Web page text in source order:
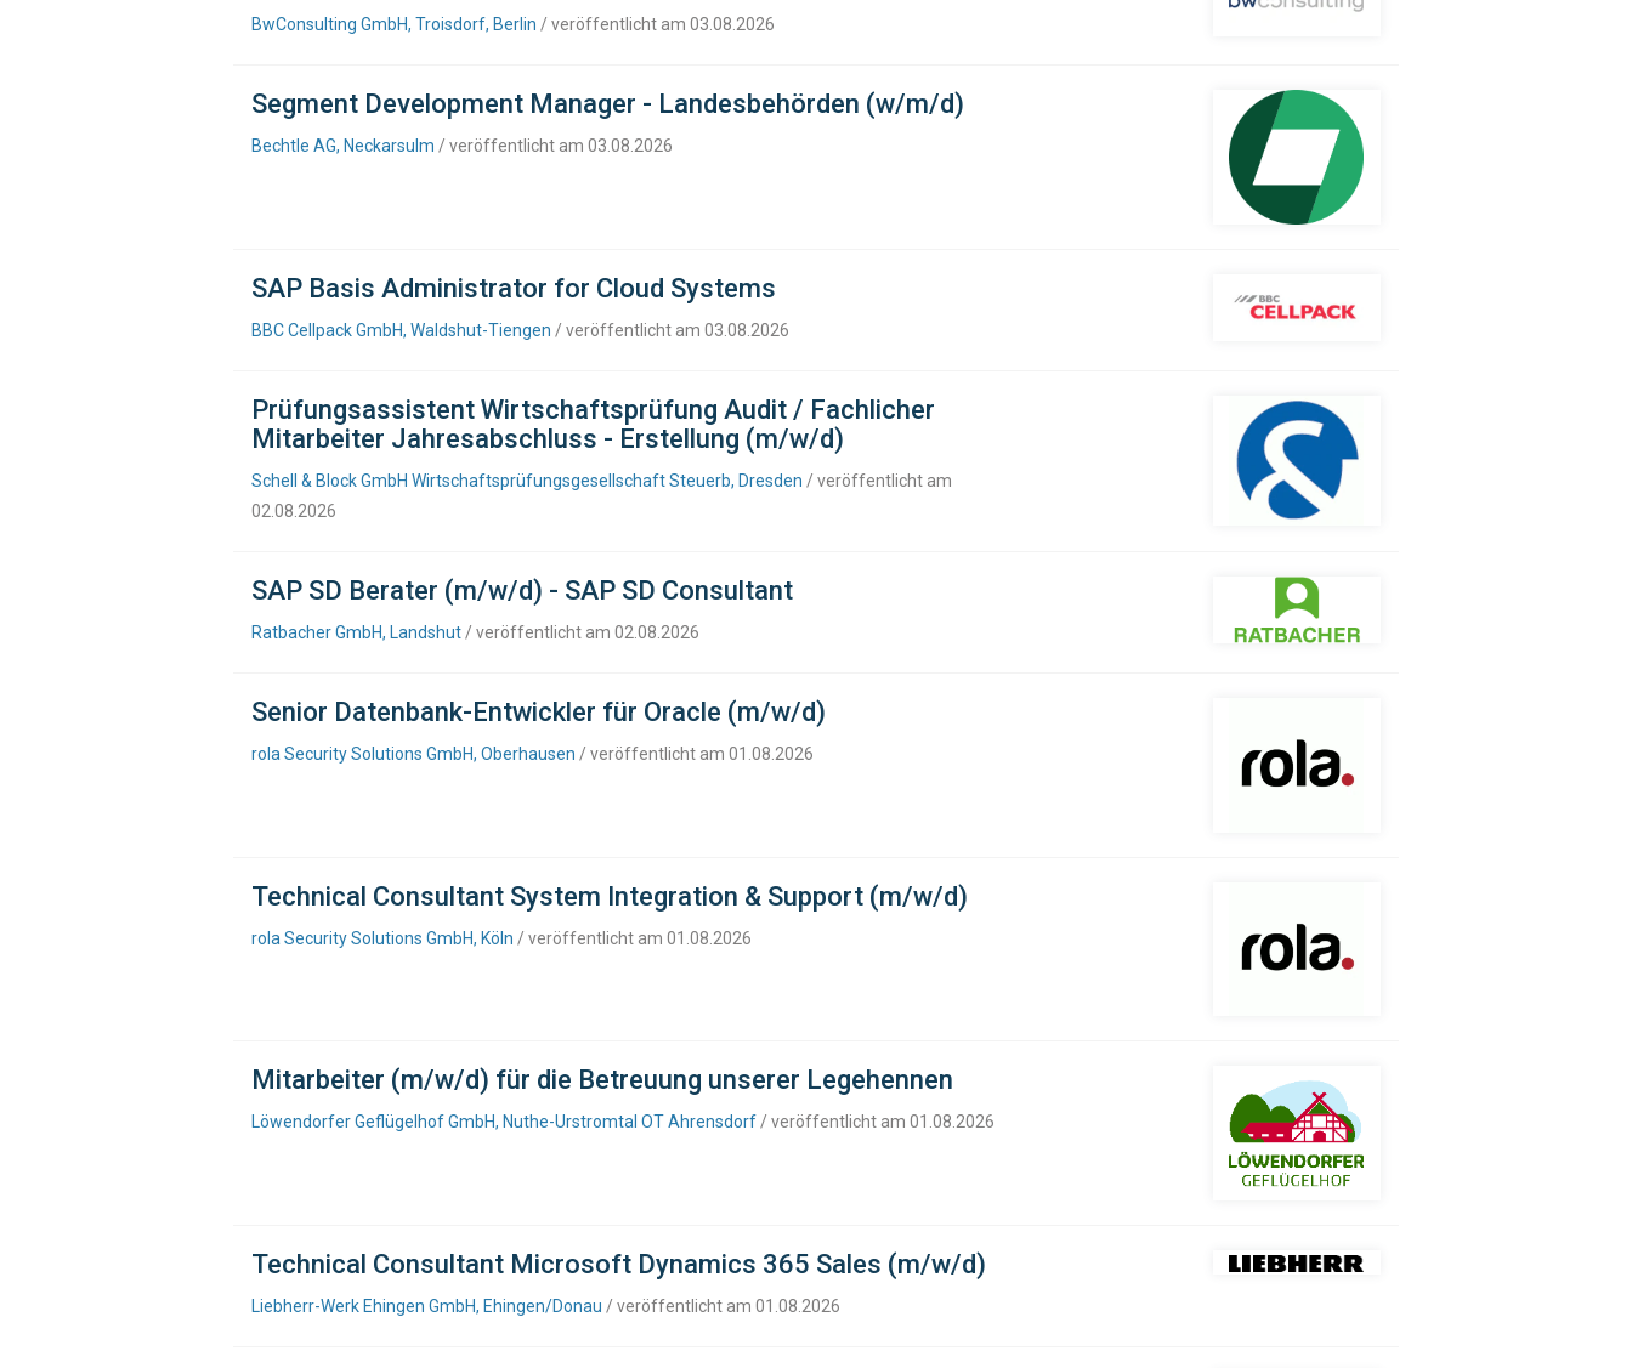
BwConsulting GmbH, Troisdorf, Berlin / veröffentlicht am 03.08.2026
Segment Development Manager - Landesbehörden (w/m/d)
Bechtle AG, Neckarsulm / veröffentlicht am 03.08.2026
SAP Basis Administrator for Cloud Systems
BBC Cellpack GmbH, Waldshut-Tiengen / veröffentlicht am 03.08.2026
Prüfungsassistent Wirtschaftsprüfung Audit / Fachlicher
Mitarbeiter Jahresabschluss - Erstellung (m/w/d)
Schell & Block GmbH Wirtschaftsprüfungsgesellschaft Steuerb, Dresden / veröffentlicht am
02.08.2026
SAP SD Berater (m/w/d) - SAP SD Consultant
Ratbacher GmbH, Landshut / veröffentlicht am 02.08.2026
Senior Datenbank-Entwickler für Oracle (m/w/d)
rola Security Solutions GmbH, Oberhausen / veröffentlicht am 01.08.2026
Technical Consultant System Integration & Support (m/w/d)
rola Security Solutions GmbH, Köln / veröffentlicht am 01.08.2026
Mitarbeiter (m/w/d) für die Betreuung unserer Legehennen
Löwendorfer Geflügelhof GmbH, Nuthe-Urstromtal OT Ahrensdorf/ veröffentlicht am 01.08.2026
Technical Consultant Microsoft Dynamics 365 Sales (m/w/d)
Liebherr-Werk Ehingen GmbH, Ehingen/Donau / veröffentlicht am 01.08.2026